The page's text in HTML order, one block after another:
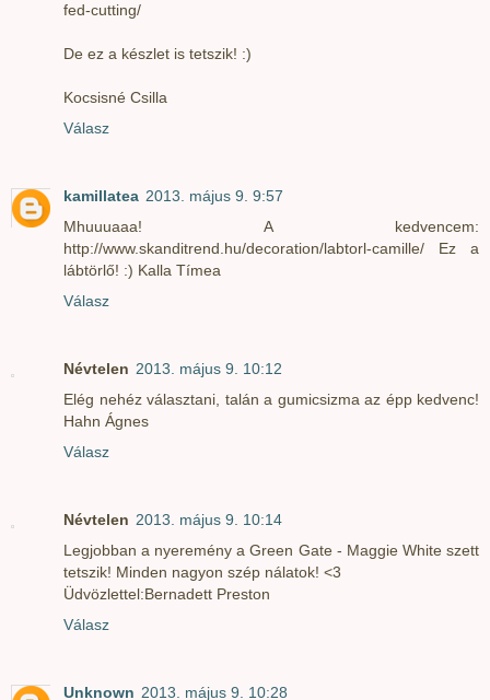
fed-cutting/
De ez a készlet is tetszik! :)
Kocsisné Csilla
Válasz
kamillatea 2013. május 9. 9:57
Mhuuuaaa! A kedvencem:
http://www.skanditrend.hu/decoration/labtorl-camille/ Ez a
lábtörlő! :) Kalla Tímea
Válasz
Névtelen 2013. május 9. 10:12
Elég nehéz választani, talán a gumicsizma az épp kedvenc!
Hahn Ágnes
Válasz
Névtelen 2013. május 9. 10:14
Legjobban a nyeremény a Green Gate - Maggie White szett
tetszik! Minden nagyon szép nálatok! <3
Üdvözlettel:Bernadett Preston
Válasz
Unknown 2013. május 9. 10:28